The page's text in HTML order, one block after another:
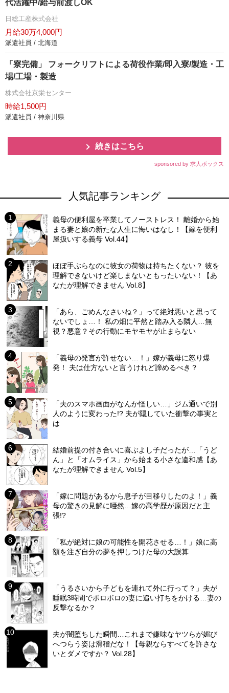
代活躍中/給与前渡しOK
日総工産株式会社
月給30万4,000円
派遣社員 / 北海道
「寮完備」 フォークリフトによる荷役作業/即入寮/製造・工
場/工場・製造
株式会社京栄センター
時給1,500円
派遣社員 / 神奈川県
続きはこちら
sponsored by 求人ボックス
人気記事ランキング
義母の便利屋を卒業してノーストレス！ 離婚から始
まる妻と娘の新たな人生に悔いはなし！【嫁を便利
屋扱いする義母 Vol.44】
ほぼ手ぶらなのに彼女の荷物は持ちたくない？ 彼を
理解できないけど楽しまないともったいない！【あ
なたが理解できません Vol.8】
「あら、ごめんなさいね？」って絶対悪いと思って
ないでしょ…！ 私の畑に平然と踏み入る隣人…無
視？悪意？その行動にモヤモヤが止まらない
「義母の発言が許せない…！」嫁が義母に怒り爆
発！ 夫は仕方ないと言うけれど諦めるべき？
「夫のスマホ画面がなんか怪しい…」ジム通いで別
人のように変わった!? 夫が隠していた衝撃の事実と
は
結婚前提の付き合いに喜ぶよし子だったが…「うど
ん」と「オムライス」から始まる小さな違和感【あ
なたが理解できません Vol.5】
「嫁に問題があるから息子が目移りしたのよ！」義
母の驚きの見解に唖然…嫁の高学歴が原因だと主
張!?
「私が絶対に娘の可能性を開花させる…！」娘に高
額を注ぎ自分の夢を押しつけた母の大誤算
「うるさいから子どもを連れて外に行って？」夫が
睡眠3時間でボロボロの妻に追い打ちをかける…妻の
反撃なるか？
夫が闇堕ちした瞬間…これまで嫌味なヤツらが媚び
へつらう姿は滑稽だな！【母親ならすべてを許さな
いとダメですか？ Vol.28】